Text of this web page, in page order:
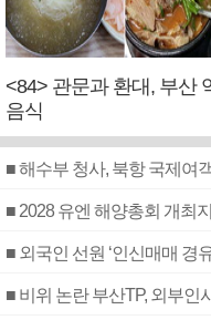
<84> 관문과 환대, 부산
음식
■ 해수부 청사, 북항 국제여
■ 2028 유엔 해양총회 개최
■ 외국인 선원 ‘인신매매 경
■ 비위 논란 부산TP, 외부인